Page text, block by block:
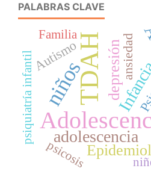
PALABRAS CLAVE
TDAH
niños
adolescencia
depresión
Autismo ansiedad
Familia
psicosis
psiquiatría infantil